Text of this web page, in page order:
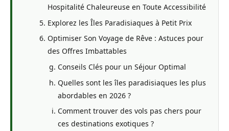
Hospitalité Chaleureuse en Toute Accessibilité
Explorez les Îles Paradisiaques à Petit Prix
Optimiser Son Voyage de Rêve : Astuces pour
des Offres Imbattables
Conseils Clés pour un Séjour Optimal
Quelles sont les îles paradisiaques les plus
abordables en 2026 ?
Comment trouver des vols pas chers pour
ces destinations exotiques ?